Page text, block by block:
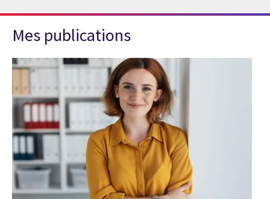
Mes publications